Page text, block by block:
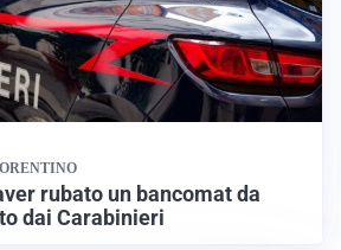
rubato un bancomat da
dai Carabinieri